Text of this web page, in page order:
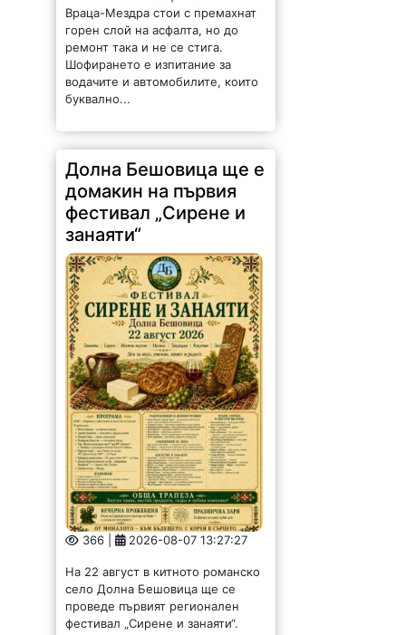
ремонт така и не се стига.
Шофирането е изпитание за
водачите и автомобилите, които
буквално...
Долна Бешовица ще е
домакин на първия
фестивал „Сирене и
занаяти“
366 | 2026-08-07 13:27:27
На 22 август в китното романско
проведе първият регионален
фестивал „Сирене и занаяти“.
Събитието е под патронажа на
кмета Ангел Ангелов и е под